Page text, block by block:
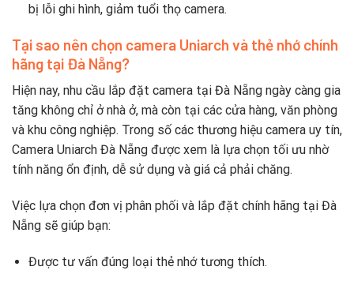
bị lỗi ghi hình, giảm tuổi thọ camera.
Tại sao nên chọn camera Uniarch và thẻ nhớ chính
hãng tại Đà Nẵng?
Hiện nay, nhu cầu lắp đặt camera tại Đà Nẵng ngày càng gia
tăng không chỉ ởnhà ở, mà còn tại các cửa hàng, văn phòng
và khu công nghiệp. Trong số các thương hiệu camera uy tín,
Camera Uniarch Đà Nẵng được xem là lựa chọn tối ưu nhờ
tính năng ổn định, dễ sử dụng và giá cả phải chăng.
Việc lựa chọn đơn vị phân phối và lắp đặt chính hãng tại Đà
Nẵng sẽ giúp bạn:
Được tư vấn đúng loại thẻ nhớ tương thích.